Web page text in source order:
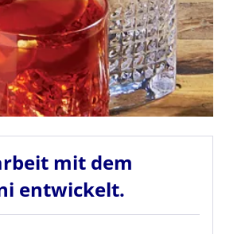
mit dem
entwickelt.